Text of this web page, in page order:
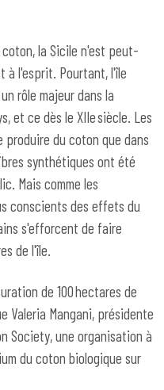
la Sicile n'est peut-
à l'esprit. Pourtant, l'île
rôle majeur dans la
et ce dès le XIIe siècle. Les
du coton que dans
synthétiques ont été
Mais comme les
conscients des effets du
s'efforcent de faire
de l'île.
de 100 hectares de
Valeria Mangani, présidente
Society, une organisation à
du coton biologique sur